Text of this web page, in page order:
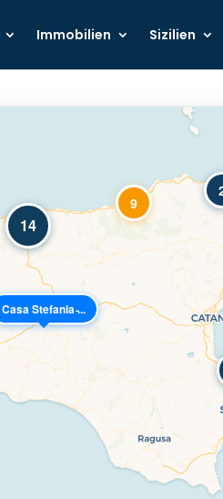
Immobilien Sizilien
Casa Stefania ̵...
14
9